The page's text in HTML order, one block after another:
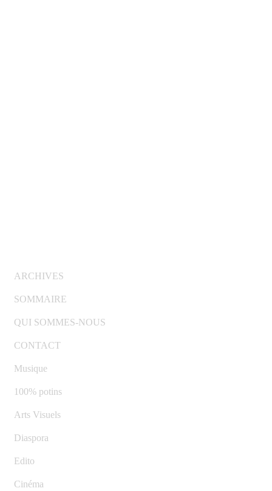
ARCHIVES
SOMMAIRE
QUI SOMMES-NOUS
CONTACT
Musique
100% potins
Arts Visuels
Diaspora
Edito
Cinéma